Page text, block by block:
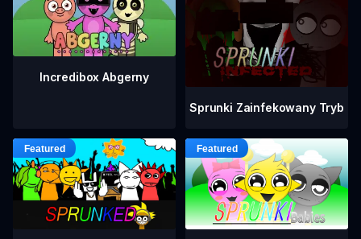
Incredibox Abgerny
Sprunki Zainfekowany Tryb